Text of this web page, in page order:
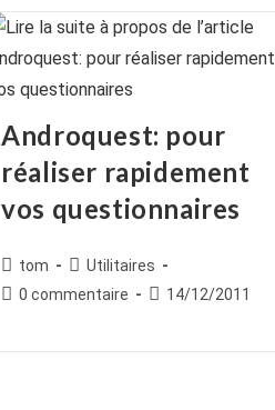
Androquest: pour
réaliser rapidement
vos questionnaires
Auteur/autrice
de
tom
Post
category:
Utilitaires
Commentaires
0 commentaire
Publication
14/12/2011